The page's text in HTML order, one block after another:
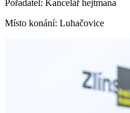
Pořadatel: Kancelář hejtmana
Místo konání: Luhačovice